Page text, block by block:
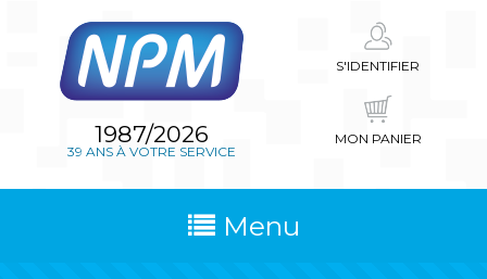
1987/2026
39 ANS À VOTRE SERVICE
S'IDENTIFIER
MON PANIER
Menu